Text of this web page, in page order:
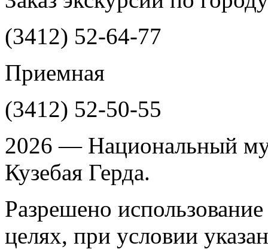
(3412) 52-64-77
Приемная
(3412) 52-50-55
2026 — Национальный
Кузебая Герда.
Разрешено
целях, при условии